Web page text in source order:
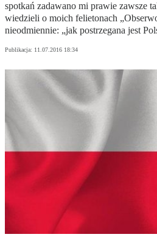
spotkań zadawano mi prawie zawsze
wiedzieli o moich felietonach
nieodmiennie: „jak postrzegana jest
Publikacja: 11.07.2016 18:34